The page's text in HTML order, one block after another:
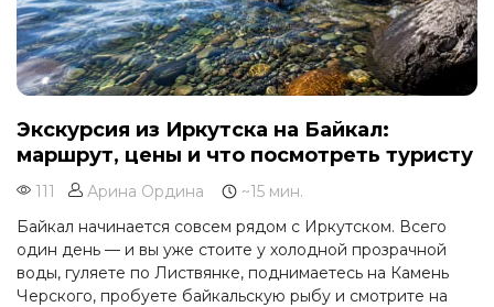
Экскурсия из Иркутска на Байкал:
маршрут, цены и что посмотреть туристу
111 Арина Ордина
~15 мин.
Байкал начинается совсем рядом с Иркутском. Всего
один день — и вы уже стоите у холодной прозрачной
воды, гуляете по Листвянке, поднимаетесь на Камень
Черского, пробуете байкальскую рыбу и смотрите на